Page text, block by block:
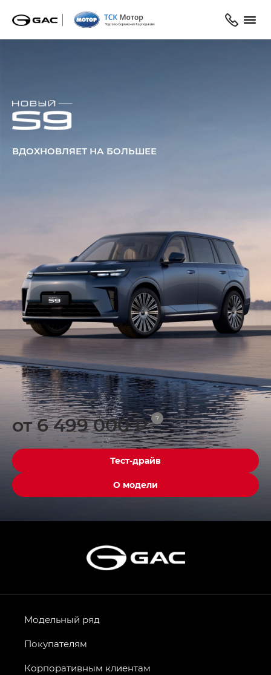
ВДОХНОВЛЯЕТ НА БОЛЬШЕЕ
от 6 499 000 ₽ ?
Тест-драйв
О модели
Модельный ряд
Покупателям
Корпоративным клиентам